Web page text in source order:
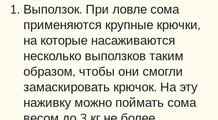
Выползок. При ловле сома
применяются крупные крючки,
на которые насаживаются
несколько выползков таким
образом, чтобы они смогли
замаскировать крючок. На эту
наживку можно поймать сома